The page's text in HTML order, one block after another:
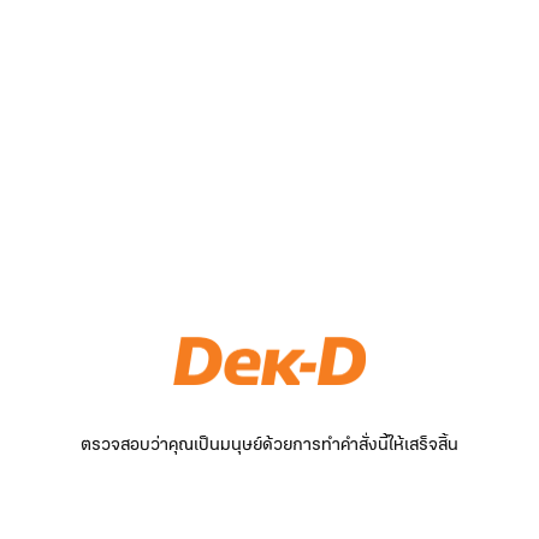
ตรวจสอบว่าคุณเป็นมนุษย์ด้วยการทำคำสั่งนี้ให้เสร็จสิ้น